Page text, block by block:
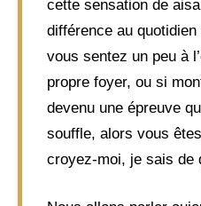
cette sensation de
différence au quotidien
vous sentez un peu à
propre foyer, ou si
devenu une épreuve
souffle, alors vous
croyez-moi, je sais de